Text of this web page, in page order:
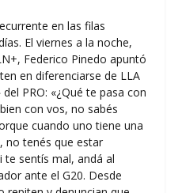
en las filas
El viernes a la noche,
Federico Pinedo apuntó
en diferenciarse de LLA
PRO: «¿Qué te pasa con
con vos, no sabés
cuando uno tiene una
no tenés que estar
te sentís mal, andá al
ante el G20. Desde